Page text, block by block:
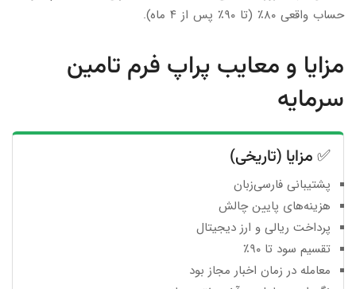
حساب واقعی ۸۰٪ (تا ۹۰٪ پس از ۴ ماه).
مزایا و معایب پراپ فرم تامین
سرمایه
✅ مزایا (تاریخی)
پشتیبانی فارسی‌زبان
هزینه‌های پایین چالش
پرداخت ریالی و ارز دیجیتال
تقسیم سود تا ۹۰٪
معامله در زمان اخبار مجاز بود